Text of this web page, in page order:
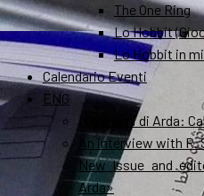
The One Ring
Lo Hobbit
Lo Hobbit in
Calendario Eventi
ENG
I Quaderni di Arda:
An interview with
New Issue and
Arda»